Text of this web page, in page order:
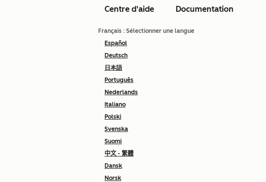
Centre d'aide Documentation
Français : Sélectionner une langue
Español
Deutsch
日本語
Português
Nederlands
Italiano
Polski
Svenska
Suomi
中文 - 繁體
Dansk
Norsk